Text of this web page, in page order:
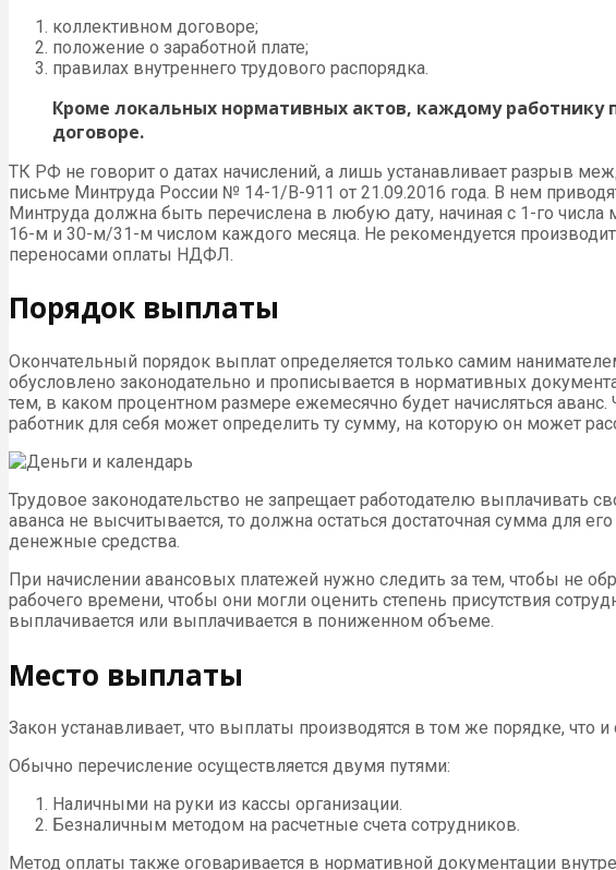
коллективном договоре;
положение о заработной плате;
правилах внутреннего трудового распорядка.
Кроме локальных нормативных актов, каждому
договоре.
ТК РФ не говорит о датах начислений, а лишь устанавливает разрыв
письме Минтруда России № 14-1/В-911 от 21.09.2016 года. В нем
Минтруда должна быть перечислена в любую дату, начиная с 1-го
16-м и 30-м/31-м числом каждого месяца. Не рекомендуется
переносами оплаты НДФЛ.
Порядок выплаты
Окончательный порядок выплат определяется только самим
обусловлено законодательно и прописывается в нормативных
тем, в каком процентном размере ежемесячно будет начисляться
работник для себя может определить ту сумму, на которую он может
Трудовое законодательство не запрещает работодателю выплачивать
аванса не высчитывается, то должна остаться достаточная сумма для
денежные средства.
При начислении авансовых платежей нужно следить за тем, чтобы не
рабочего времени, чтобы они могли оценить степень присутствия
выплачивается или выплачивается в пониженном объеме.
Место выплаты
Закон устанавливает, что выплаты производятся в том же порядке, что и
Обычно перечисление осуществляется двумя путями:
Наличными на руки из кассы организации.
Безналичным методом на расчетные счета сотрудников.
Метод оплаты также оговаривается в нормативной документации